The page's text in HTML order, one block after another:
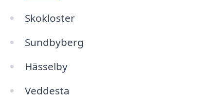
Skokloster
Sundbyberg
Hässelby
Veddesta